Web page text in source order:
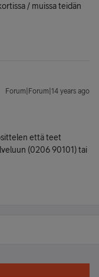
/ muissa teidän
Forum|Forum|14 years ago
että teet
(0206 90101) tai